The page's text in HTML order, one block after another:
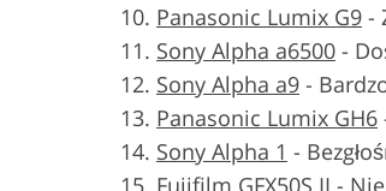
Panasonic Lumix G9 -
Sony Alpha a6500 -
Sony Alpha a9 -
Panasonic Lumix GH6
Sony Alpha 1 -
Fujifilm GFX50S II -